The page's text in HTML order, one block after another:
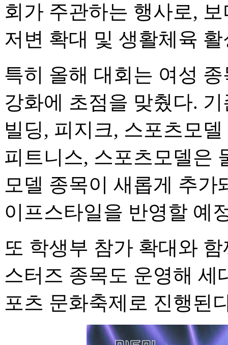
회가 주관하는 행사로,
저변 확대 및 생활체육
특히 올해 대회는 여성
강화에 초점을 맞췄다.
빌딩, 피지크, 스포츠모
피트니스, 스포츠모델은
모델 종목이 새롭게 추가
이프스타일을 반영할 예
또 학생부 참가 확대와
스터즈 종목도 운영해 세
포츠 문화축제로 진행된